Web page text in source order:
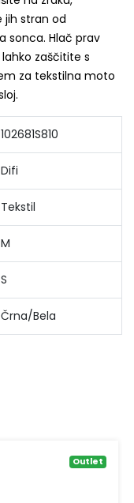
jih stran od
sonca. Hlač prav
zaščitite s
za tekstilna moto
102681S810
Difi
Tekstil
M
S
Črna/Bela
Outlet